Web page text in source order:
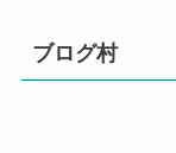
ブログ村